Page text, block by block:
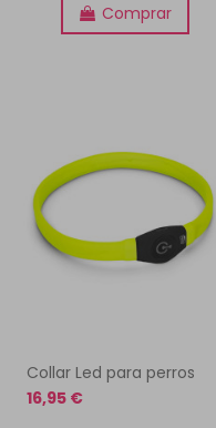
Comprar
Collar Led para perros
16,95 €